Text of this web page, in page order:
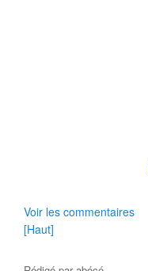
Voir les commentaires
[Haut]